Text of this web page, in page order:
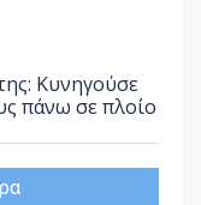
Κυνηγούσε
πάνω σε πλοίο